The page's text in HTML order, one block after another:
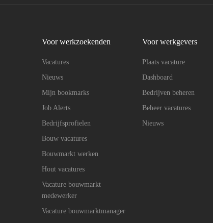
Voor werkzoekenden
Vacatures
Nieuws
Mijn bookmarks
Job Alerts
Bedrijfsprofielen
Bouw vacatures
Bouwmarkt werken
Hout vacatures
Vacature bouwmarkt
medewerker
Vacature bouwmarktmanager
Voor werkgevers
Plaats vacature
Dashboard
Bedrijven beheren
Beheer vacatures
Nieuws